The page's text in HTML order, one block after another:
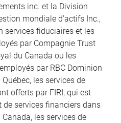
inc. et la Division
mondiale d’actifs Inc.,
services fiduciaires et les
par Compagnie Trust
du Canada ou les
par RBC Dominion
les services de
offerts par FIRI, qui est
services financiers dans
les services de